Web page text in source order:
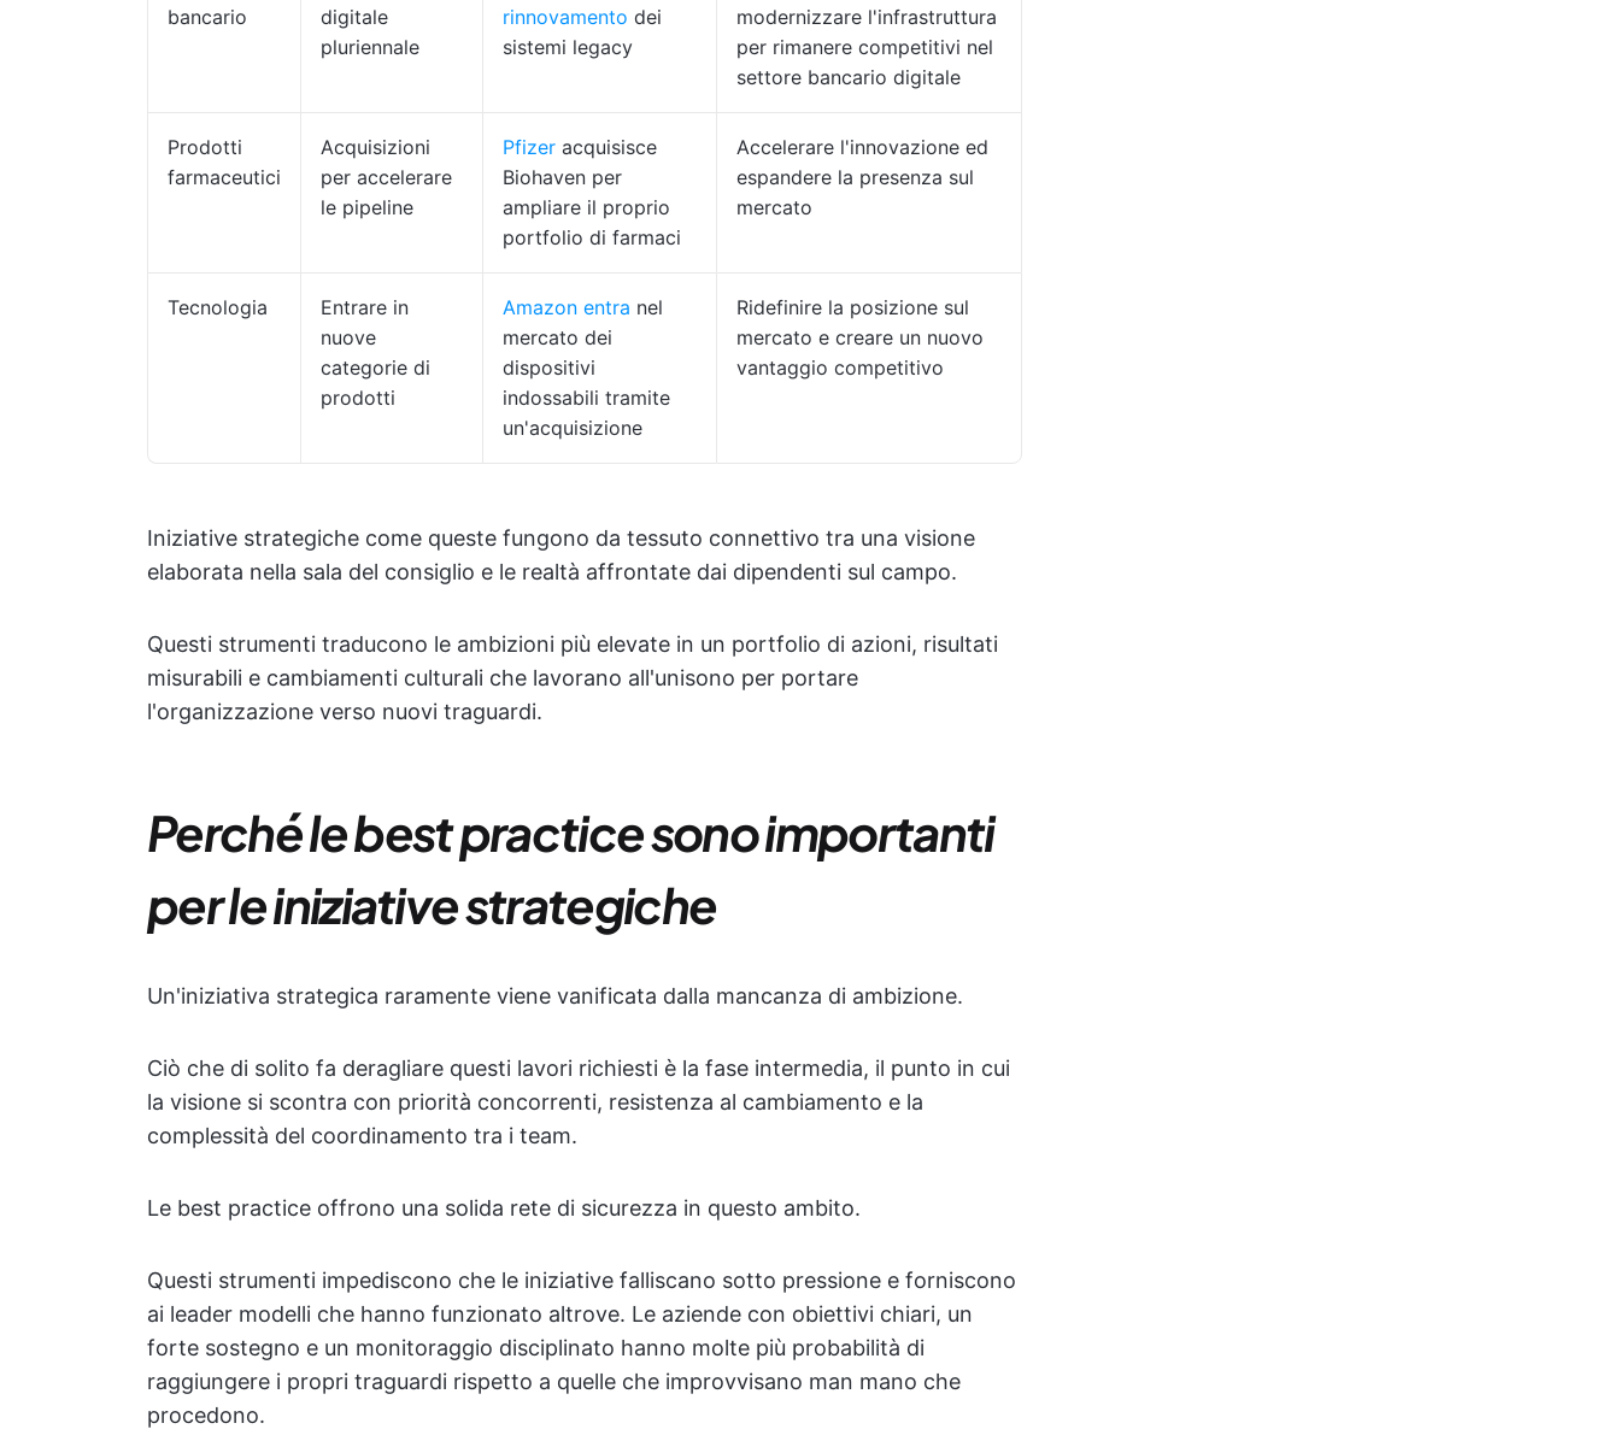
bancario
digitale
pluriennale
rinnovamento dei
sistemi legacy
modernizzare l'infrastruttura
per rimanere competitivi nel
settore bancario digitale
Prodotti
farmaceutici
Acquisizioni
per accelerare
le pipeline
Pfizer acquisisce
Biohaven per
ampliare il proprio
portfolio di farmaci
Accelerare l'innovazione ed
espandere la presenza sul
mercato
Tecnologia
Entrare in
nuove
categorie di
prodotti
Amazon entra nel
mercato dei
dispositivi
indossabili tramite
un'acquisizione
Ridefinire la posizione sul
mercato e creare un nuovo
vantaggio competitivo
Iniziative strategiche come queste fungono da tessuto connettivo tra una visione
elaborata nella sala del consiglio e le realtà affrontate dai dipendenti sul campo.
Questi strumenti traducono le ambizioni più elevate in un portfolio di azioni, risultati
misurabili e cambiamenti culturali che lavorano all'unisono per portare
l'organizzazione verso nuovi traguardi.
Perché le best practice sono importanti
per le iniziative strategiche
Un'iniziativa strategica raramente viene vanificata dalla mancanza di ambizione.
Ciò che di solito fa deragliare questi lavori richiesti è la fase intermedia, il punto in cui
la visione si scontra con priorità concorrenti, resistenza al cambiamento e la
complessità del coordinamento tra i team.
Le best practice offrono una solida rete di sicurezza in questo ambito.
Questi strumenti impediscono che le iniziative falliscano sotto pressione e forniscono
ai leader modelli che hanno funzionato altrove. Le aziende con obiettivi chiari, un
forte sostegno e un monitoraggio disciplinato hanno molte più probabilità di
raggiungere i propri traguardi rispetto a quelle che improvvisano man mano che
procedono.